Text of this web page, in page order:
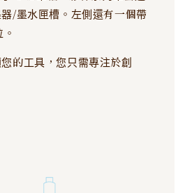
/墨水匣槽。左側還有一個帶
的工具，您只需專注於創